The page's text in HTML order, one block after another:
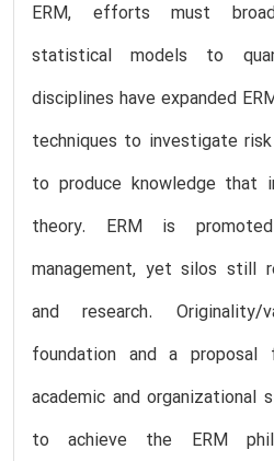
ERM, efforts must
statistical models to
disciplines have expanded
techniques to investigate
to produce knowledge that
theory. ERM is
management, yet silos still
and research.
foundation and a
academic and organizational
to achieve the ERM